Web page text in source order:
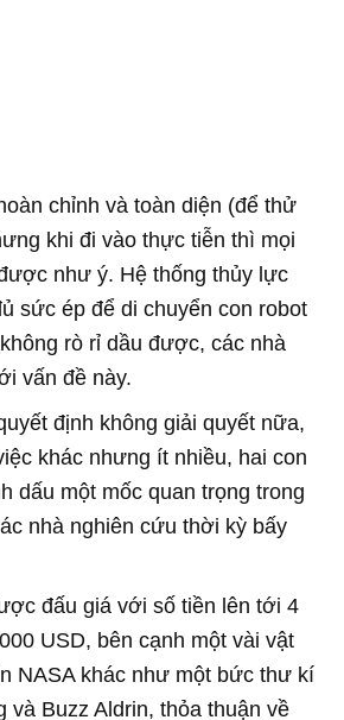
chỉnh và toàn diện (để thử
khi đi vào thực tiễn thì mọi
như ý. Hệ thống thủy lực
sức ép để di chuyển con robot
rò rỉ dầu được, các nhà
vấn đề này.
định không giải quyết nữa,
khác nhưng ít nhiều, hai con
dấu một mốc quan trọng trong
nhà nghiên cứu thời kỳ bấy
đấu giá với số tiền lên tới 4
USD, bên cạnh một vài vật
NASA khác như một bức thư kí
và Buzz Aldrin, thỏa thuận về